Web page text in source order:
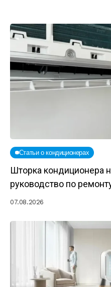
Статьи о кондиционерах
Шторка кондиционера
руководство по
07.08.2026